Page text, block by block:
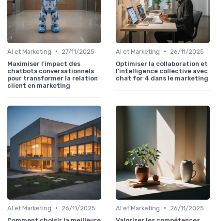
AI et Marketing •
27/11/2025
Maximiser l'impact des
chatbots conversationnels
pour transformer la relation
client en marketing
AI et Marketing •
26/11/2025
Optimiser la collaboration et
l’intelligence collective avec
chat for 4 dans le marketing
AI et Marketing •
26/11/2025
AI et Marketing •
26/11/2025